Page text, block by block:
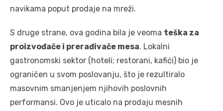
navikama poput prodaje na mreži.
S druge strane, ova godina bila je veoma teška za
proizvođače i prerađivače mesa. Lokalni
gastronomski sektor (hoteli; restorani, kafići) bio je
ograničen u svom poslovanju, što je rezultiralo
masovnim smanjenjem njihovih poslovnih
performansi. Ovo je uticalo na prodaju mesnih